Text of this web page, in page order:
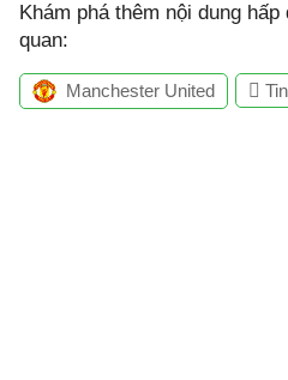
Khám phá thêm nội dung
quan:
Manchester United